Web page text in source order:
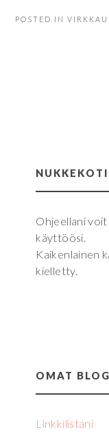
POSTED IN
Ohjeellani
käyttöösi.
Kaikenlainen
kielletty.
OMAT
Linkkilistani